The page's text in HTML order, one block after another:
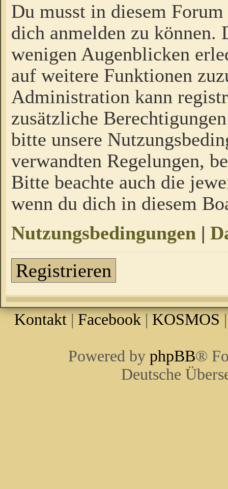
Du musst in diesem
dich anmelden zu
wenigen Augenblicken
auf weitere Funktionen
Administration kann
zusätzliche
bitte unsere
verwandten Regelungen,
Bitte beachte auch die
wenn du dich in diesem
Nutzungsbedingungen |
Registrieren
Kontakt | Facebook | KOSMOS
Powered by phpBB®
Deutsche